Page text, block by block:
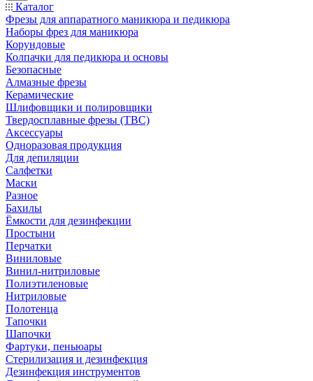
Каталог
Фрезы для аппаратного маникюра и педикюра
Наборы фрез для маникюра
Корундовые
Колпачки для педикюра и основы
Безопасные
Алмазные фрезы
Керамические
Шлифовщики и полировщики
Твердосплавные фрезы (ТВС)
Аксессуары
Одноразовая продукция
Для депиляции
Салфетки
Маски
Разное
Бахилы
Ёмкости для дезинфекции
Простыни
Перчатки
Виниловые
Винил-нитриловые
Полиэтиленовые
Нитриловые
Полотенца
Тапочки
Шапочки
Фартуки, пеньюары
Стерилизация и дезинфекция
Дезинфекция инструментов